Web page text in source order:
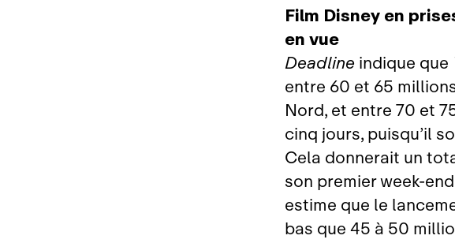
Film Disney en
en vue
Deadline indique que
entre 60 et 65
Nord, et entre 70 et
cinq jours, puisqu’il
Cela donnerait un
son premier
estime que le
bas que 45 à 50